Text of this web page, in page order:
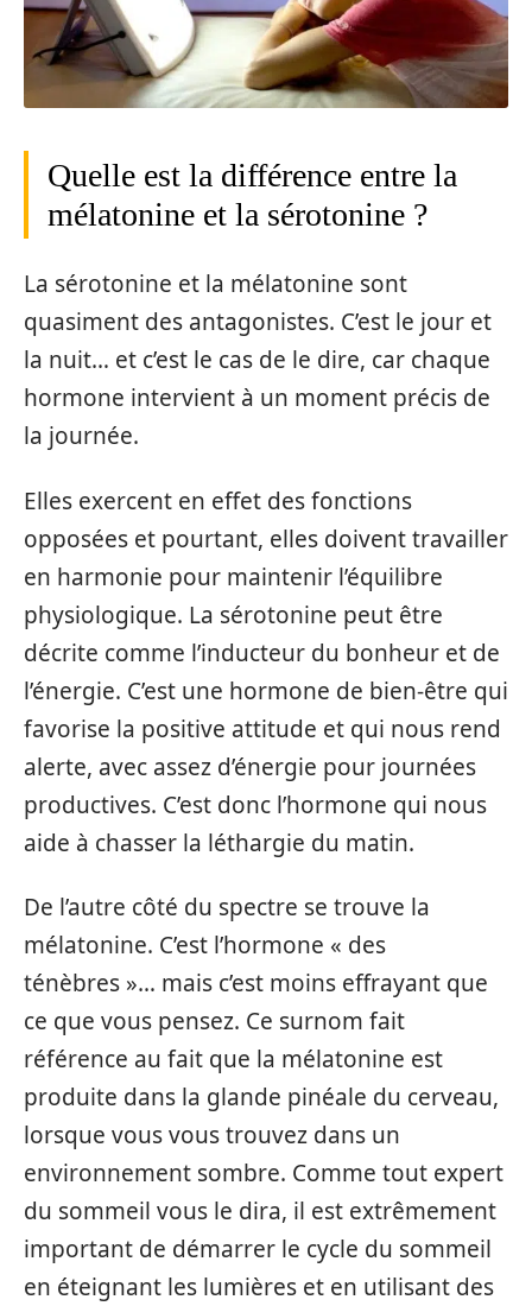
Quelle est la différence entre la
mélatonine et la sérotonine ?
La sérotonine et la mélatonine sont
quasiment des antagonistes. C’est le jour et
la nuit… et c’est le cas de le dire, car chaque
hormone intervient à un moment précis de
la journée.
Elles exercent en effet des fonctions
opposées et pourtant, elles doivent travailler
en harmonie pour maintenir l’équilibre
physiologique. La sérotonine peut être
décrite comme l’inducteur du bonheur et de
l’énergie. C’est une hormone de bien-être qui
favorise la positive attitude et qui nous rend
alerte, avec assez d’énergie pour journées
productives. C’est donc l’hormone qui nous
aide à chasser la léthargie du matin.
De l’autre côté du spectre se trouve la
mélatonine. C’est l’hormone « des
ténèbres »… mais c’est moins effrayant que
ce que vous pensez. Ce surnom fait
référence au fait que la mélatonine est
produite dans la glande pinéale du cerveau,
lorsque vous vous trouvez dans un
environnement sombre. Comme tout expert
du sommeil vous le dira, il est extrêmement
important de démarrer le cycle du sommeil
en éteignant les lumières et en utilisant des